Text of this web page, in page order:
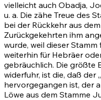
vielleicht auch Obadja,
u. a. Die zähe Treue des
bei der Rückkehr aus
Zurückgekehrten ihm
wurde, weil dieser
weiterhin für Hebräer
gebräuchlich. Die größte
widerfuhr, ist die, daß der
hervorgegangen ist, der
Löwe aus dem Stamme